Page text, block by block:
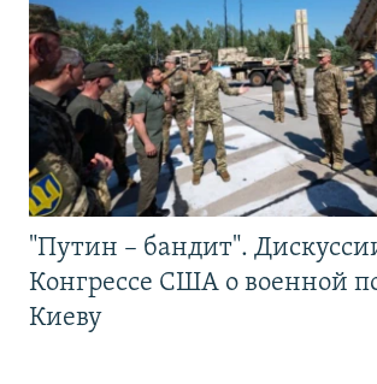
"Путин – бандит".
Конгрессе США о военной
Киеву